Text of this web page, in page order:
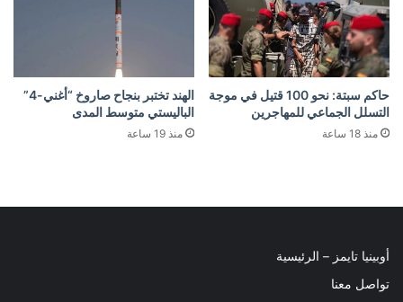
حاكم سبتة: نحو 100 قتيل في موجة
التسلل الجماعي للمهاجرين
منذ 18 ساعة
الهند تختبر بنجاح صاروخ “أغني-4”
الباليستي متوسط المدى
منذ 19 ساعة
أوبينيا تايمز – الرئيسية
تواصل معنا